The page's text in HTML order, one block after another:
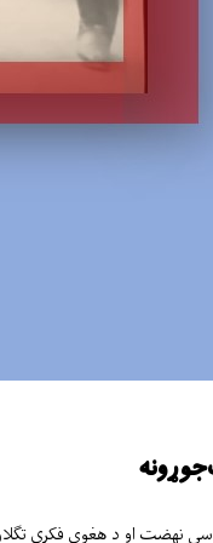
نهضت او د هغوی فکري